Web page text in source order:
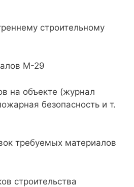
строительному
М-29
на объекте (журнал
безопасность и т.
требуемых материалов
строительства